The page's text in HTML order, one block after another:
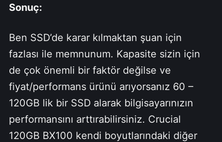
Sonuç:
Ben SSD’de karar kılmaktan şuan için
fazlası ile memnunum. Kapasite sizin için
de çok önemli bir faktör değilse ve
fiyat/performans ürünü arıyorsanız 60 –
120GB lik bir SSD alarak bilgisayarınızın
performansını arttırabilirsiniz. Crucial
120GB BX100 kendi boyutlarındaki diğer